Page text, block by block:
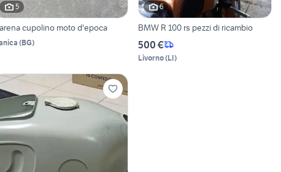
5
cupolino moto d'epoca
(BG)
6
BMW R 100 rs pezzi di ricambio
500 €
Livorno(LI)